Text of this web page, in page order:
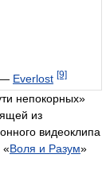
Everlost [9]
непокорных»
из
видеоклипа
«Воля и Разум»